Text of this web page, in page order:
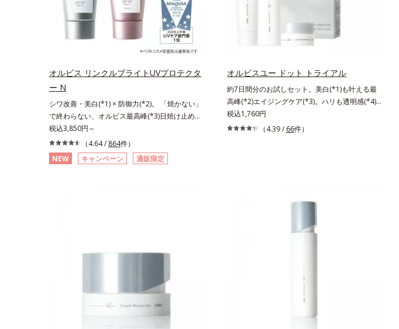
オルビス リンクルブライトUVプロテクタ
ー N
シワ改善・美白(*1) × 防御力(*2)。 「焼かない」
で終わらない、オルビス最高峰(*3)日焼け止め。
シワ改善・美白(*1) × 防御力(*2)「焼かない」で
終わらないオルビス最高峰(*3)顔用日焼け止めで
す。ポーラ化成の独自研究による、紫外線に反応
して強固な膜を形成する技術「瞬間オートディフ
ことで、未来のシミ・ソバカスも予防します。今
な肌へ導きます。さらに落ちにくくするとキシキ
税込3,850円～
（4.64 / 864件）
NEW
キャンペーン 通販限定
オルビスユー ドット トライアル
約7日間分のお試しセット。美白(*1)も叶える最
高峰(*2)エイジングケア(*3)。ハリも透明感(*4)
も結果主義。年齢サイン(*5)の因子に着目した肌
科学エイジングケア(*3)シリーズ。オルビスユー
ている状態である「透明感のなさ」が現れること
分かりました。そこでオルビスユー ドットシリ
ーズは美容成分(*7)として「G.D.F.アクティベー
ートブースター(*9)」を配合することで、肌のふ
っくら感や透明感を叶えます。美白ケアしながら
税込1,760円
（4.39 / 66件）